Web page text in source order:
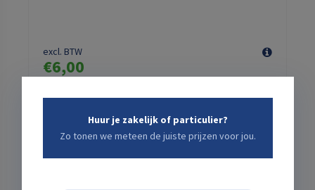
€6,00
excl. BTW
Huur je zakelijk of particulier?
Zo tonen we meteen de juiste prijzen voor jou.